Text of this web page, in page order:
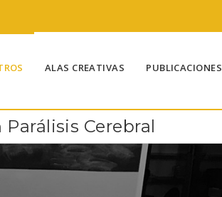
ALAS CREATIVAS PUBLICACIONES
Cerebral